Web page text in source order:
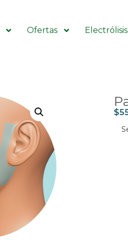
Ofertas Electrólisis
$